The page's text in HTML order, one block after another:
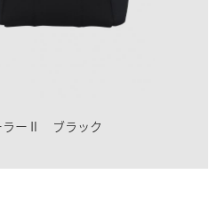
ラーⅡ ブラック